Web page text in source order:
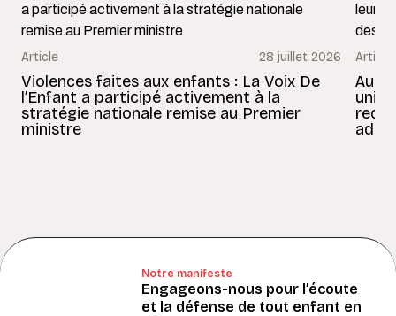
Article 28 juillet 2026
Violences faites aux enfants : La Voix De
l’Enfant a participé activement à la
stratégie nationale remise au Premier
ministre
Article
Au
Notre manifeste
Engageons-nous pour l’écoute
et la défense de tout enfant en